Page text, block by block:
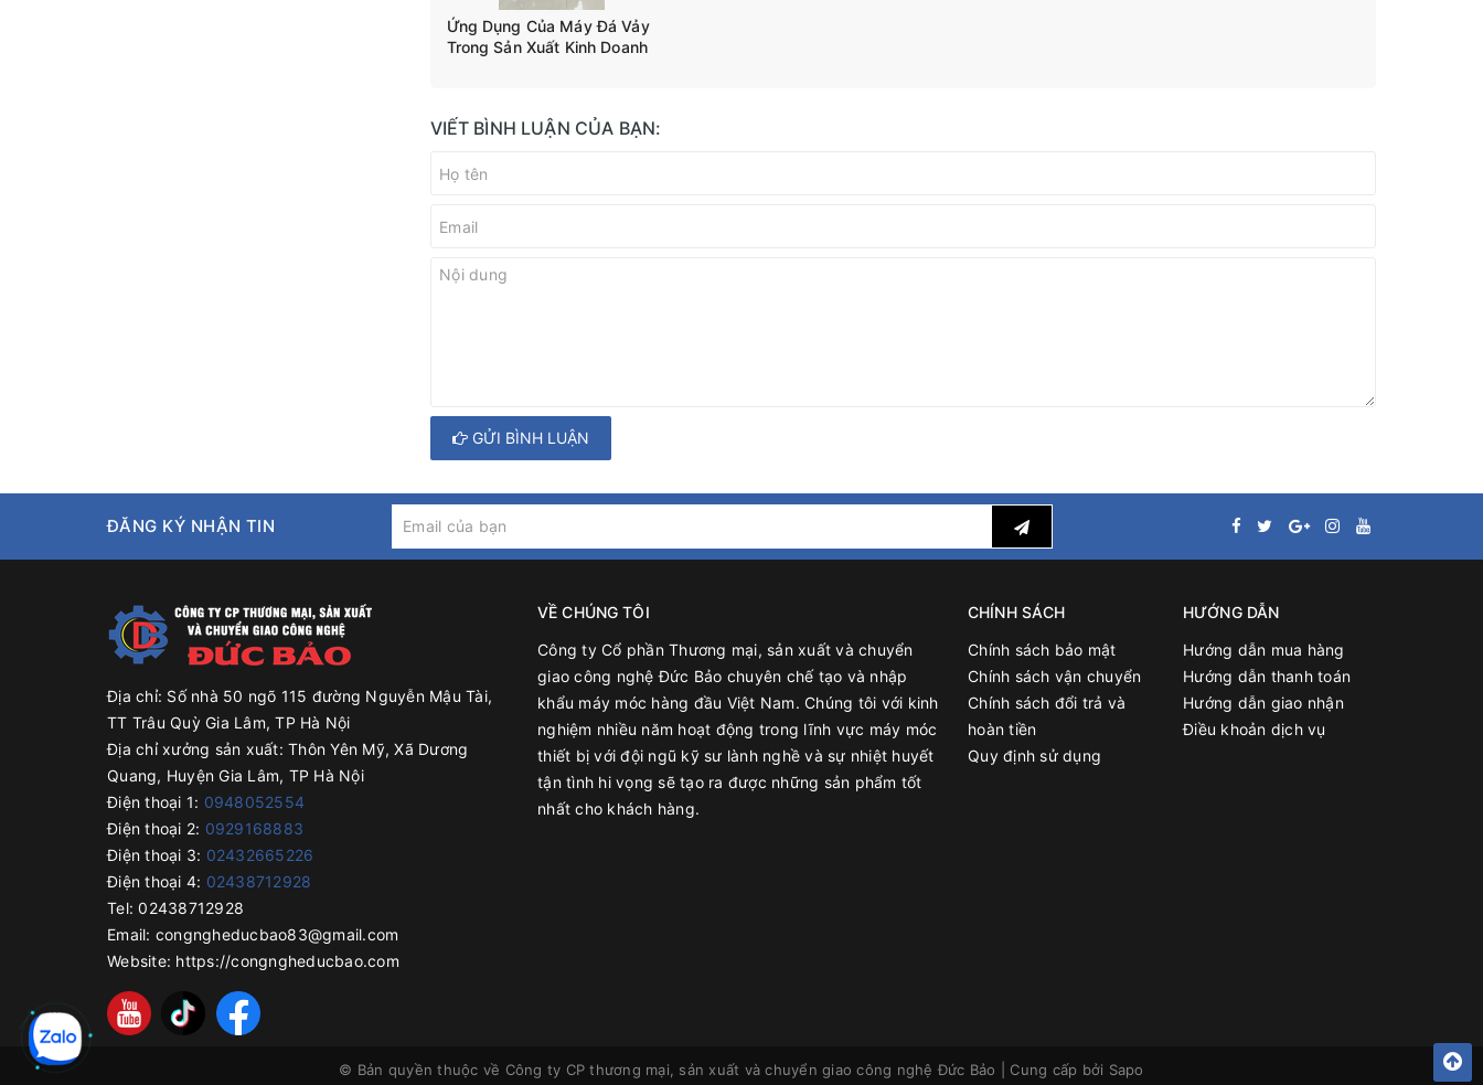
Ứng Dụng Của Máy Đá Vảy
Trong Sản Xuất Kinh Doanh
VIẾT BÌNH LUẬN CỦA BẠN:
GỬI BÌNH LUẬN
ĐĂNG KÝ NHẬN TIN
Địa chỉ: Số nhà 50 ngõ 115 đường Nguyễn Mậu Tài,
TT Trâu Quỳ Gia Lâm, TP Hà Nội
Địa chỉ xưởng sản xuất: Thôn Yên Mỹ, Xã Dương
Quang, Huyện Gia Lâm, TP Hà Nội
Điện thoại 1: 0948052554
Điện thoại 2: 0929168883
Điện thoại 3: 02432665226
Điện thoại 4: 02438712928
Tel: 02438712928
Email: congngheducbao83@gmail.com
Website: https://congngheducbao.com
VỀ CHÚNG TÔI
Công ty Cổ phần Thương mại, sản xuất và chuyển
giao công nghệ Đức Bảo chuyên chế tạo và nhập
khẩu máy móc hàng đầu Việt Nam. Chúng tôi với kinh
nghiệm nhiều năm hoạt động trong lĩnh vực máy móc
thiết bị với đội ngũ kỹ sư lành nghề và sự nhiệt huyết
tận tình hi vọng sẽ tạo ra được những sản phẩm tốt
nhất cho khách hàng.
CHÍNH SÁCH
Chính sách bảo mật
Chính sách vận chuyển
Chính sách đổi trả và
hoàn tiền
Quy định sử dụng
HƯỚNG DẪN
Hướng dẫn mua hàng
Hướng dẫn thanh toán
Hướng dẫn giao nhận
Điều khoản dịch vụ
© Bản quyền thuộc về Công ty CP thương mại, sản xuất và chuyển giao công nghệ Đức Bảo Cung cấp bởi Sapo